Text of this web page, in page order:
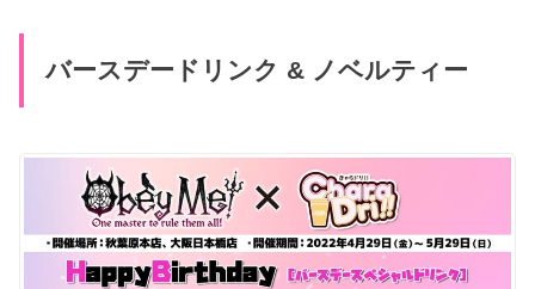
バースデードリンク & ノベルティー